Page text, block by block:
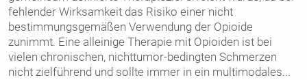
fehlender Wirksamkeit das Risiko einer nicht
bestimmungsgemäßen Verwendung der Opioide
zunimmt. Eine alleinige Therapie mit Opioiden ist bei
vielen chronischen, nichttumor-bedingten Schmerzen
nicht zielführend und sollte immer in ein multimodales...